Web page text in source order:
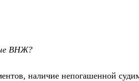
ВНЖ?
наличие непогашенной